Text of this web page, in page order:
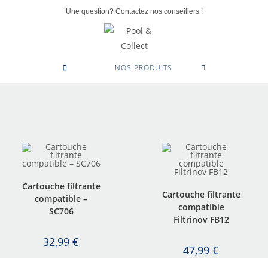
Une question? Contactez nos conseillers !
NOS PRODUITS
Cartouche filtrante
compatible –
SC706
32,99 €
Cartouche filtrante
compatible
Filtrinov FB12
47,99 €